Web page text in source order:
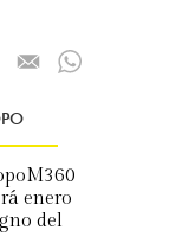
enero
del